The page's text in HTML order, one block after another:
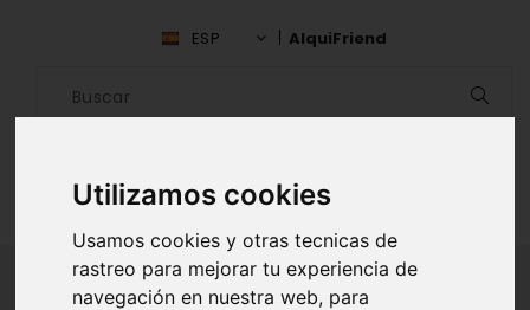
Utilizamos cookies
Usamos cookies y otras tecnicas de
rastreo para mejorar tu experiencia de
navegación en nuestra web, para
ESP AlquiFriend